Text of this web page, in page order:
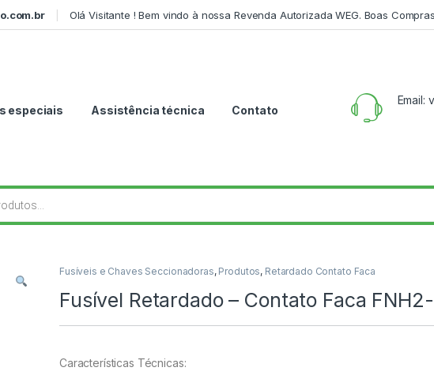
Olá Visitante ! Bem vindo à nossa Revenda Autorizada WEG. Boas
especiais Assistência técnica Contato
Email:
Fusíveis e Chaves Seccionadoras, Produtos, Retardado Contato Faca
Fusível Retardado – Contato Faca
Características Técnicas: